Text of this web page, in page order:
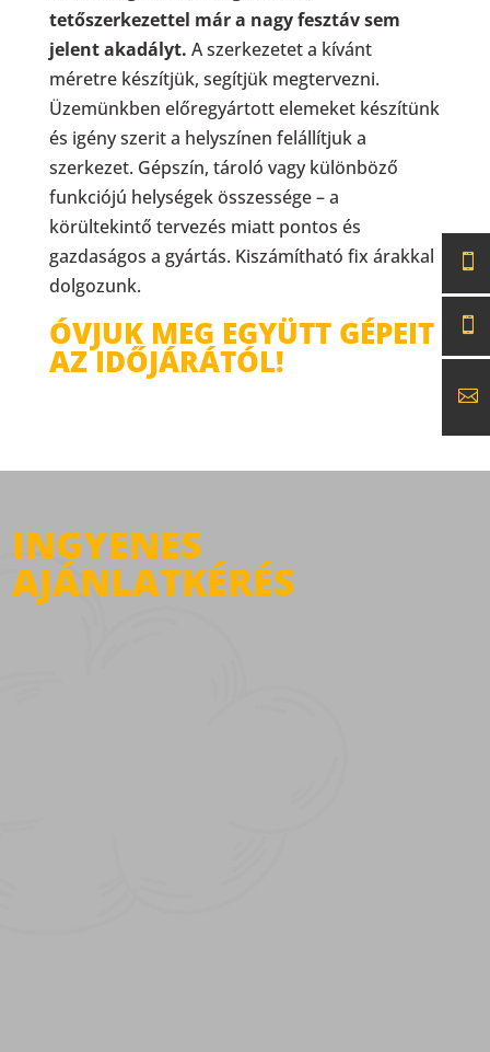
tetőszerkezettel már a nagy fesztáv sem
jelent akadályt. A szerkezetet a kívánt
méretre készítjük, segítjük megtervezni.
Üzemünkben előregyártott elemeket készítünk
és igény szerit a helyszínen felállítjuk a
szerkezet. Gépszín, tároló vagy különböző
funkciójú helységek összessége – a
körültekintő tervezés miatt pontos és
gazdaságos a gyártás. Kiszámítható fix árakkal
dolgozunk.
ÓVJUK MEG EGYÜTT GÉPEIT
AZ IDŐJÁRÁTÓL!
INGYENES
AJÁNLATKÉRÉS